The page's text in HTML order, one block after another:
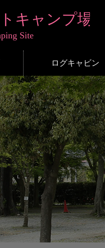
ログキャビン